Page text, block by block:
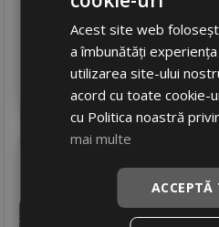
205/55
Acest site web
a îmbunătăți
utilizarea site-ului
acord cu toate cookie-
cu Politica noastră
mai multe
ACCEPTĂ